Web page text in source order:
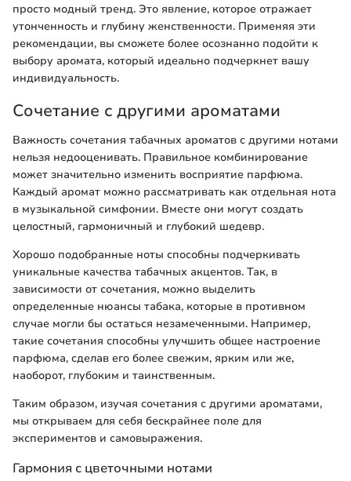
просто модный тренд. Это явление, которое отражает
утонченность и глубину женственности. Применяя эти
рекомендации, вы сможете более осознанно подойти к
выбору аромата, который идеально подчеркнет вашу
индивидуальность.
Сочетание с другими ароматами
Важность сочетания табачных ароматов с другими нотами
нельзя недооценивать. Правильное комбинирование
может значительно изменить восприятие парфюма.
Каждый аромат можно рассматривать как отдельная нота
в музыкальной симфонии. Вместе они могут создать
целостный, гармоничный и глубокий шедевр.
Хорошо подобранные ноты способны подчеркивать
уникальные качества табачных акцентов. Так, в
зависимости от сочетания, можно выделить
определенные нюансы табака, которые в противном
случае могли бы остаться незамеченными. Например,
такие сочетания способны улучшить общее настроение
парфюма, сделав его более свежим, ярким или же,
наоборот, глубоким и таинственным.
Таким образом, изучая сочетания с другими ароматами,
мы открываем для себя бескрайнее поле для
экспериментов и самовыражения.
Гармония с цветочными нотами